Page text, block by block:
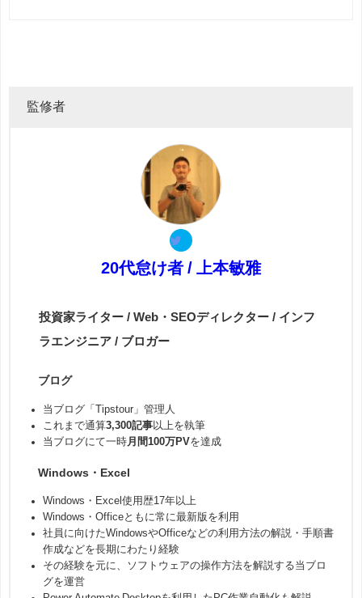
監修者
20代怠け者 / 上本敏雅
投資家ライター / Web・SEOディレクター / インフ
ラエンジニア / ブロガー
ブログ
当ブログ「Tipstour」管理人
これまで通算3,300記事 以上を執筆
当ブログにて一時 月間100万PVを達成
Windows・Excel
Windows・Excel使用歴17年以上
Windows・Officeともに常に最新版を利用
社員に向けたWindowsやOfficeなどの利用方法の解説・手順書
作成などを長期にわたり経験
その経験を元に、ソフトウェアの操作方法を解説する当ブロ
グを運営